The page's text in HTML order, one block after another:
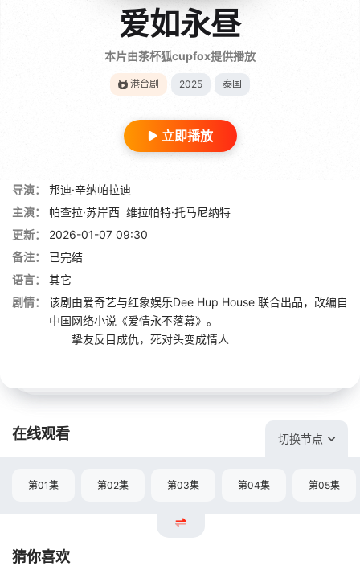
爱如永昼
本片由茶杯狐cupfox提供播放
港台剧 2025 泰国
立即播放
导演：
邦迪·辛纳帕拉迪
主演：
帕查拉·苏岸西 维拉帕特·托马尼纳特
更新：
2026-01-07 09:30
备注：
已完结
语言：
其它
剧情：
该剧由爱奇艺与红象娱乐Dee Hup House 联合出品，改编自
中国网络小说《爱情永不落幕》。
挚友反目成仇，死对头变成情人
在线观看 切换节点
第01集 第02集 第03集 第04集 第05集
猜你喜欢